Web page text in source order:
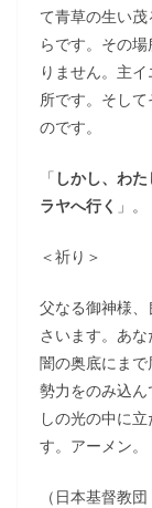
て青草の生い
らです。その
りません。主
所です。そし
のです。
「 しかし、わ
ラヤへ行く 」。
＜祈り＞
父なる御神様
さいます。あ
闇の奥底にま
勢力をのみ込
しの光の中に
す。アーメン。
（日本基督教